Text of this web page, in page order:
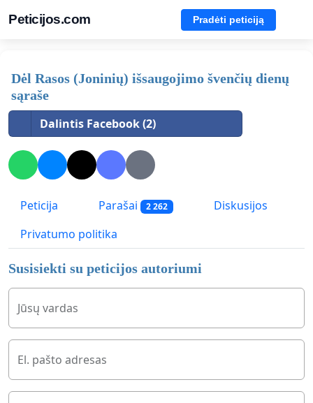
Peticijos.com Pradėti peticiją
Dėl Rasos (Joninių) išsaugojimo švenčių dienų
sąraše
Dalintis Facebook (2)
Peticija Parašai 2 262
Diskusijos
Privatumo politika
Susisiekti su peticijos autoriumi
Jūsų vardas
El. pašto adresas